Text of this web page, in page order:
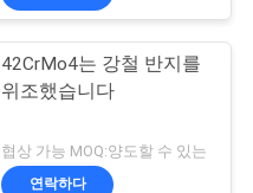
42CrMo4는 강철 반지를
위조했습니다
협상 가능 MOQ:양도할 수 있는
연락하다